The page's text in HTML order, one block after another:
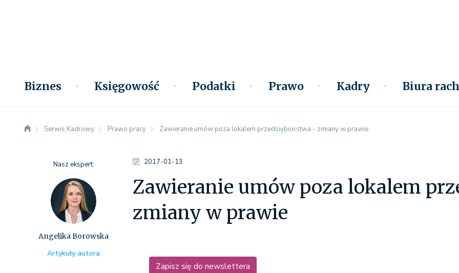
Biznes Księgowość Podatki Prawo Kadry Biura
Serwis Kadrowy Prawo pracy Zawieranie umów poza lokalem przedsiębiorstwa - zmiany w prawie
2017-01-13
Zawieranie umów poza lokalem
zmiany w prawie
Zapisz się do newslettera
Nasz ekspert:
Angelika Borowska
Artykuły autora